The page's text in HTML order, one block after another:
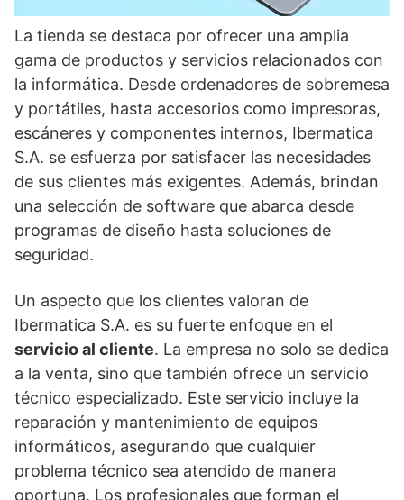
La tienda se destaca por ofrecer una amplia
gama de productos y servicios relacionados con
la informática. Desde ordenadores de sobremesa
y portátiles, hasta accesorios como impresoras,
escáneres y componentes internos, Ibermatica
S.A. se esfuerza por satisfacer las necesidades
de sus clientes más exigentes. Además, brindan
una selección de software que abarca desde
programas de diseño hasta soluciones de
seguridad.
Un aspecto que los clientes valoran de
Ibermatica S.A. es su fuerte enfoque en el
servicio al cliente. La empresa no solo se dedica
a la venta, sino que también ofrece un servicio
técnico especializado. Este servicio incluye la
reparación y mantenimiento de equipos
informáticos, asegurando que cualquier
problema técnico sea atendido de manera
oportuna. Los profesionales que forman el